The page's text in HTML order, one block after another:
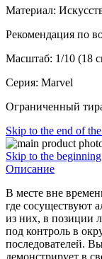
Материал:
Рекомендация по
Масштаб: 1/10 (18
Серия: Marvel
Ограниченный
Skip to the end of
Skip to the
Описание
В месте вне
где сосуществуют
из них, в позиции
под контроль в
последователей.
демонстрирует в